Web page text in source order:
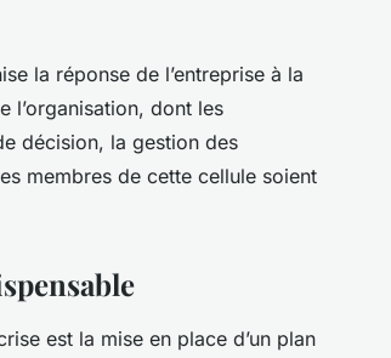
la réponse de l’entreprise à la
l’organisation, dont les
décision, la gestion des
membres de cette cellule soient
est la mise en place d’un plan